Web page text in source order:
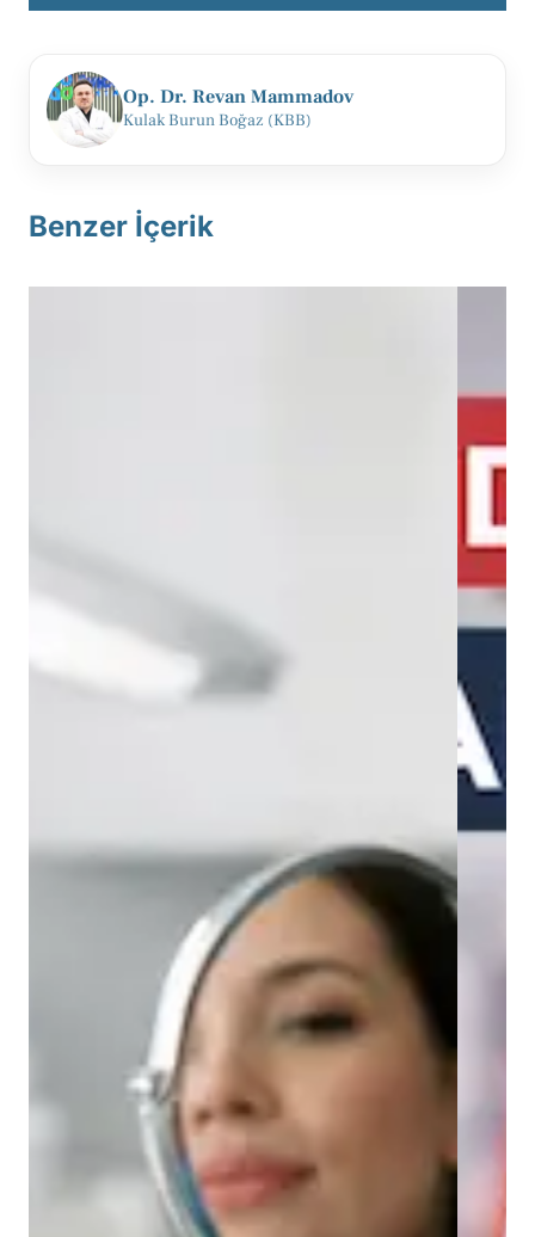
Op. Dr. Revan Mammadov
Kulak Burun Boğaz (KBB)
Benzer İçerik